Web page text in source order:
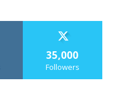
35,000
Followers